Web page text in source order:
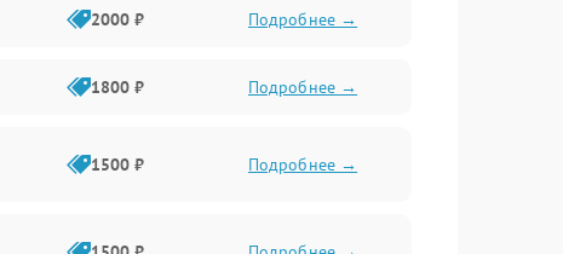
2000 ₽ Подробнее →
1800 ₽ Подробнее →
1500 ₽ Подробнее →